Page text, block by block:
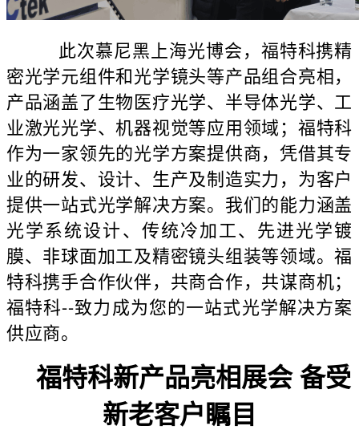
此次慕尼黑上海光博会，福特科携精
密光学元组件和光学镜头等产品组合亮相，
产品涵盖了生物医疗光学、半导体光学、工
业激光光学、机器视觉等应用领域；福特科
作为一家领先的光学方案提供商，凭借其专
业的研发、设计、生产及制造实力，为客户
提供一站式光学解决方案。我们的能力涵盖
光学系统设计、传统冷加工、先进光学镀
膜、非球面加工及精密镜头组装等领域。福
特科携手合作伙伴，共商合作，共谋商机；
福特科--致力成为您的一站式光学解决方案
供应商。
福特科新产品亮相展会 备受
新老客户瞩目